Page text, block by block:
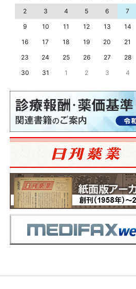
2
3 4 5 6 7
9
10 11 12 13 14
16
17 18 19 20 21
23
24 25 26 27 28
30
31 1 2 3 4